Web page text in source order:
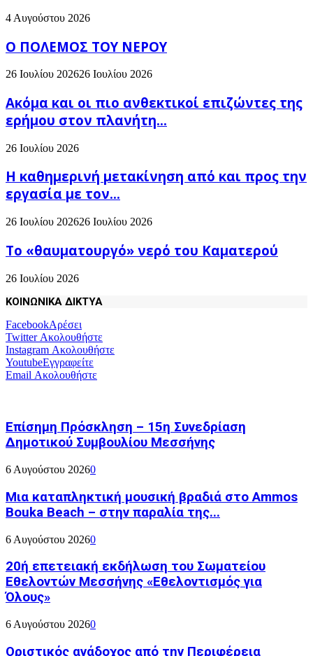
4 Αυγούστου 2026
Ο ΠΟΛΕΜΟΣ ΤΟΥ ΝΕΡΟΥ
26 Ιουλίου 202626 Ιουλίου 2026
Ακόμα και οι πιο ανθεκτικοί επιζώντες της
ερήμου στον πλανήτη...
26 Ιουλίου 2026
H καθημερινή μετακίνηση από και προς την
εργασία με τον...
26 Ιουλίου 202626 Ιουλίου 2026
Το «θαυματουργό» νερό του Καματερού
26 Ιουλίου 2026
ΚΟΙΝΩΝΙΚΑ ΔΙΚΤΥΑ
FacebookΑρέσει
TwitterΑκολουθήστε
Instagram Ακολουθήστε
YoutubeΕγγραφείτε
Email Ακολουθήστε
Επίσημη Πρόσκληση – 15η Συνεδρίαση
Δημοτικού Συμβουλίου Μεσσήνης
6 Αυγούστου 20260
Μια καταπληκτική μουσική βραδιά στο Ammos
Bouka Beach – στην παραλία της...
6 Αυγούστου 20260
20ή επετειακή εκδήλωση του Σωματείου
Εθελοντών Μεσσήνης «Εθελοντισμός για
Όλους»
6 Αυγούστου 20260
Οριστικός ανάδοχος από την Περιφέρεια